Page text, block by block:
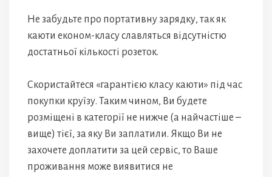
Не забудьте про портативну зарядку, так як
каюти економ-класу славляться відсутністю
достатньої кількості розеток.
Скористайтеся «гарантією класу каюти» під час
покупки круїзу. Таким чином, Ви будете
розміщені в категорії не нижче (а найчастіше –
вище) тієї, за яку Ви заплатили. Якщо Ви не
захочете доплатити за цей сервіс, то Ваше
проживання може виявитися не